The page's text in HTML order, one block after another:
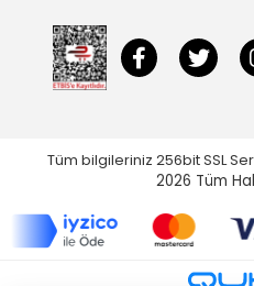
Tüm bilgileriniz 256bit SSL
2026 Tüm